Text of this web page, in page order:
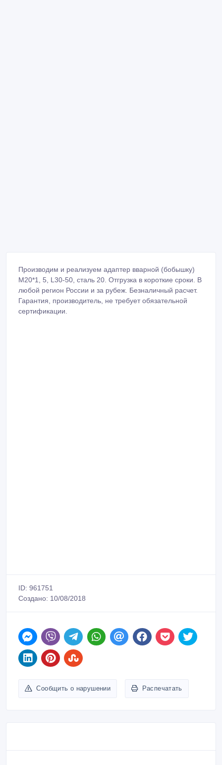
Производим и реализуем адаптер вварной (бобышку)
М20*1, 5, L30-50, сталь 20. Отгрузка в короткие сроки. В
любой регион России и за рубеж. Безналичный расчет.
Гарантия, производитель, не требует обязательной
сертификации.
ID: 961751
Создано: 10/08/2018
Сообщить о нарушении Распечатать